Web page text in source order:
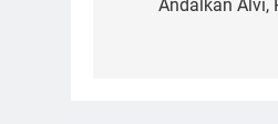
navigation
Andalkan Alvi,